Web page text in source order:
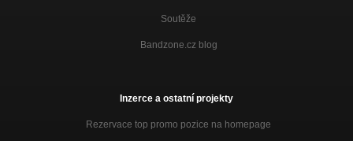
Soutěže
Bandzone.cz blog
Inzerce a ostatní projekty
Rezervace top promo pozice na homepage